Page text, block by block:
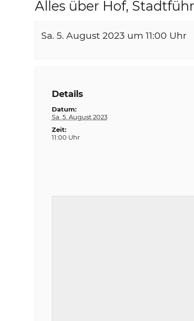
Alles über Hof,
Sa. 5. August 2023 um 11:00 Uhr
Details
Datum:
Sa. 5. August 2023
Zeit:
11:00 Uhr